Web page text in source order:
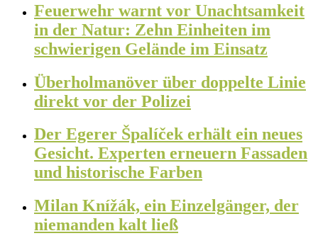
Feuerwehr warnt vor Unachtsamkeit
in der Natur: Zehn Einheiten im
schwierigen Gelände im Einsatz
Überholmanöver über doppelte Linie
direkt vor der Polizei
Der Egerer Špalíček erhält ein neues
Gesicht. Experten erneuern Fassaden
und historische Farben
Milan Knížák, ein Einzelgänger, der
niemanden kalt ließ